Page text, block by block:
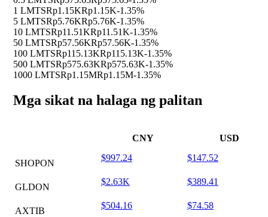
1 LMTSRp1.15KRp1.15K-1.35%
5 LMTSRp5.76KRp5.76K-1.35%
10 LMTSRp11.51KRp11.51K-1.35%
50 LMTSRp57.56KRp57.56K-1.35%
100 LMTSRp115.13KRp115.13K-1.35%
500 LMTSRp575.63KRp575.63K-1.35%
1000 LMTSRp1.15MRp1.15M-1.35%
Mga sikat na halaga ng palitan
CNY USD
SHOPON
$997.24 $147.52
GLDON
$2.63K $389.41
AXTIB
$504.16 $74.58